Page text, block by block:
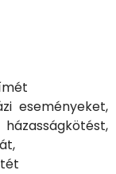
eseményeket,